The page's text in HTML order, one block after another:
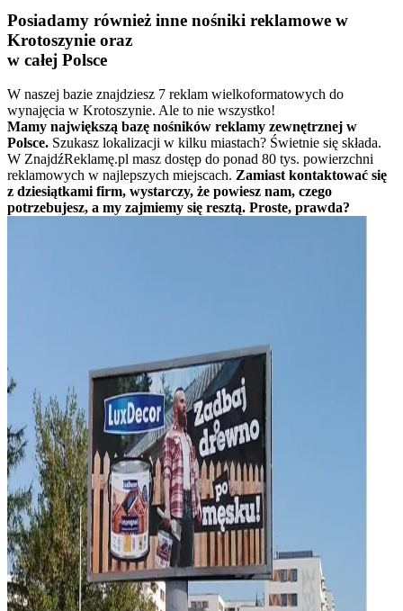
Posiadamy również inne nośniki reklamowe w
Krotoszynie oraz
w całej Polsce
W naszej bazie znajdziesz 7 reklam wielkoformatowych do
wynajęcia w Krotoszynie. Ale to nie wszystko!
Mamy największą bazę nośników reklamy zewnętrznej w
Polsce. Szukasz lokalizacji w kilku miastach? Świetnie się składa.
W ZnajdźReklamę.pl masz dostęp do ponad 80 tys. powierzchni
reklamowych w najlepszych miejscach. Zamiast kontaktować się
z dziesiątkami firm, wystarczy, że powiesz nam, czego
potrzebujesz, a my zajmiemy się resztą. Proste, prawda?